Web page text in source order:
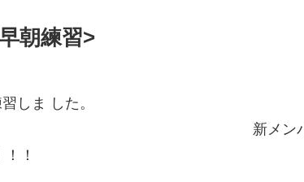
朝練習>
しま
した。
ー加入で今年
！